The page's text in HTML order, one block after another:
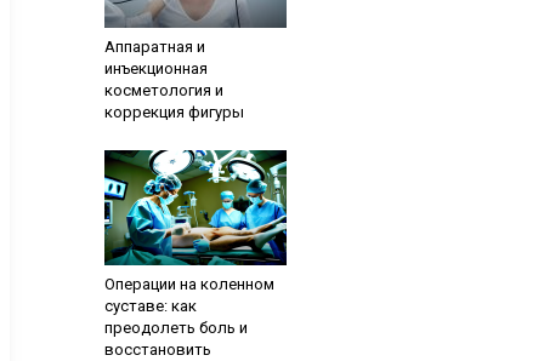
Аппаратная и
инъекционная
косметология и
коррекция фигуры
Операции на коленном
суставе: как
преодолеть боль и
восстановить